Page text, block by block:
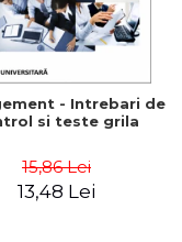
- Intrebari de
si teste grila
15,86 Lei
13,48 Lei